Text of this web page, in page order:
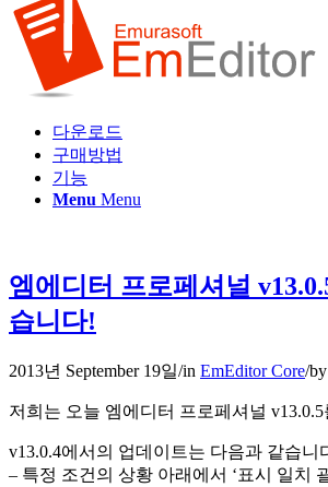
다운로드
구매방법
기능
Menu Menu
엠에디터 프로페셔널
습니다!
2013년 September 19일/in EmEditor Core/by
저희는 오늘 엠에디터 프로페셔널
v13.0.4에서의 업데이트는 다음과 같습니
– 특정 조건의 상황 아래에서 ‘표시 일치